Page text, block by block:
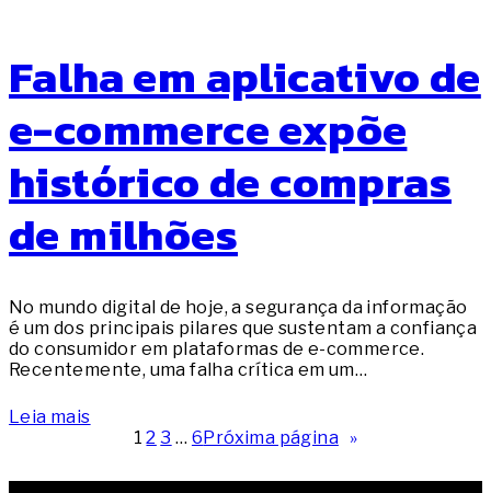
Falha em aplicativo de
e-commerce expõe
histórico de compras
de milhões
No mundo digital de hoje, a segurança da informação
é um dos principais pilares que sustentam a confiança
do consumidor em plataformas de e-commerce.
Recentemente, uma falha crítica em um…
Leia mais
1 2 3 … 6Próxima página »